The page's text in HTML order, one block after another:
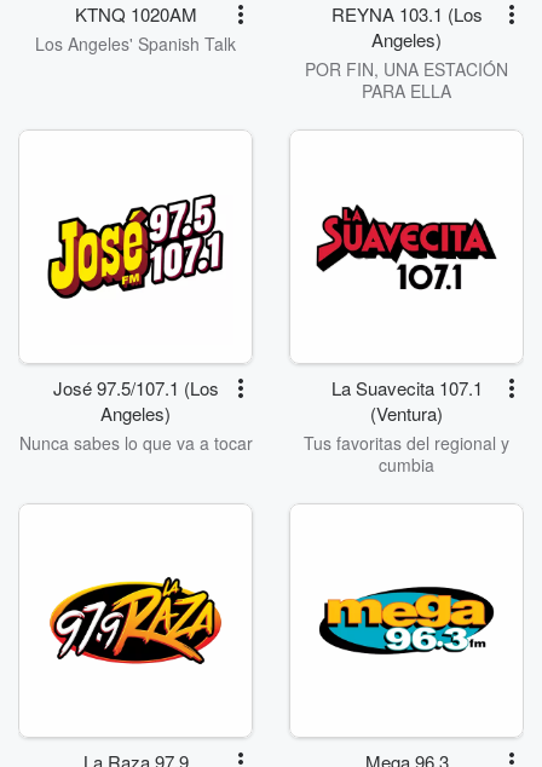
KTNQ 1020AM
Los Angeles' Spanish Talk
REYNA 103.1 (Los
Angeles)
POR FIN, UNA ESTACIÓN
PARA ELLA
José 97.5/107.1 (Los
Angeles)
Nunca sabes lo que va a tocar
La Suavecita 107.1
(Ventura)
Tus favoritas del regional y
cumbia
La Raza 97.9 Mega 96.3